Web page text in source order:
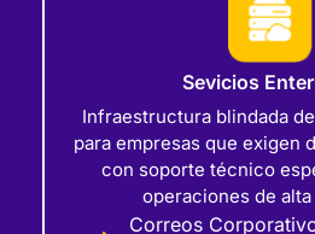
Sevicios
Infraestructura blindada
para empresas que exigen
con soporte técnico
operaciones de alta
Correos